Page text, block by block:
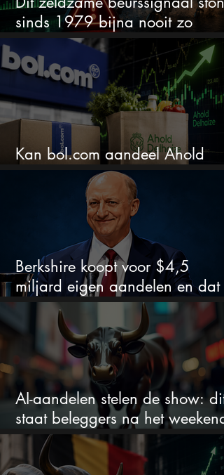
sinds 1979 bijna nooit zo
extreem
Kan bol.com aandeel Ahold
nieuw leven inblazen?
Berkshire koopt voor $4,5
miljard eigen aandelen en dat
zegt veel over de waardering
AI-aandelen stelen de show: dit
staat beleggers na het weekend
te wachten